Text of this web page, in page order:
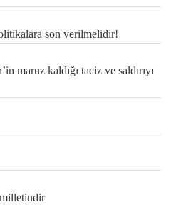
son verilmelidir!
maruz kaldığı taciz ve saldırıyı
milletindir